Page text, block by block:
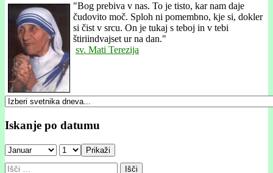
"Bog prebiva v nas. To je tisto, kar nam daje
čudovito moč. Sploh ni pomembno, kje si, dokler
si čist v srcu. On je tukaj s teboj in v tebi
štiriindvajset ur na dan."
sv. Mati Terezija
Iskanje po datumu
Prikaži
Išči: